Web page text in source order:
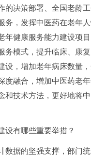
的决策部署、全国老龄
务，发挥中医药在老年
年健康服务能力建设项
务模式，提升临床、康
设，增加老年病床数量
度融合，增加中医药老
和技术方法，更好地将
设有哪些重要举措？
数据的坚强支撑，部门